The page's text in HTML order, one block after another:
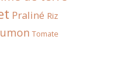
Praliné Riz
Tomate